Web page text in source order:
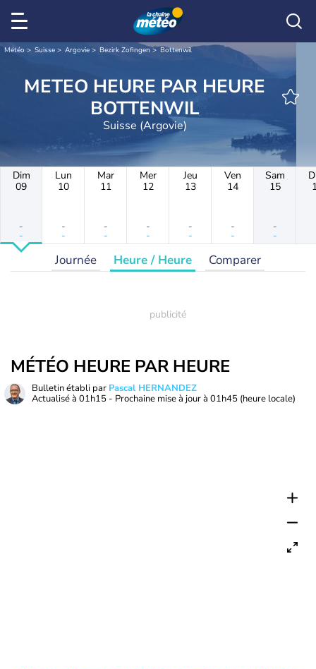
Météo Suisse Argovie Bezirk Zofingen Bottenwil
METEO HEURE PAR HEURE
BOTTENWIL
Suisse (Argovie)
Dim
09
-
-
Lun
10
-
-
Mar
11
-
-
Mer
12
-
-
Jeu
13
-
-
Ven
14
-
-
Sam
15
-
-
Journée Heure / Heure Comparer
MÉTÉO HEURE PAR HEURE
Bulletin établi par Pascal HERNANDEZ
Actualisé à 01h15 - Prochaine mise à jour à 01h45 (heure locale)